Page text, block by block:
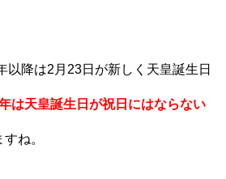
以降は2月23日が新しく天皇誕生日
は天皇誕生日が祝日にはならない
ね。